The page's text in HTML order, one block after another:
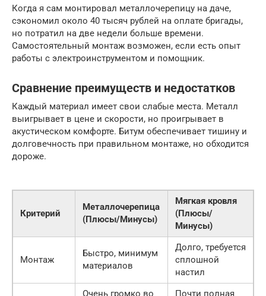
Когда я сам монтировал металлочерепицу на даче,
сэкономил около 40 тысяч рублей на оплате бригады,
но потратил на две недели больше времени.
Самостоятельный монтаж возможен, если есть опыт
работы с электроинструментом и помощник.
Сравнение преимуществ и недостатков
Каждый материал имеет свои слабые места. Металл
выигрывает в цене и скорости, но проигрывает в
акустическом комфорте. Битум обеспечивает тишину и
долговечность при правильном монтаже, но обходится
дороже.
Критерий
Металлочерепица
(Плюсы/Минусы)
Мягкая кровля
(Плюсы/
Минусы)
Монтаж
Быстро, минимум
материалов
Долго, требуется
сплошной
настил
Очень громко во Почти полная